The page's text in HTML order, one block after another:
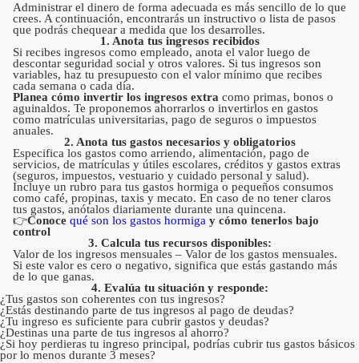
Administrar el dinero de forma adecuada es más sencillo de lo que
crees. A continuación, encontrarás un instructivo o lista de pasos
que podrás chequear a medida que los desarrolles.
1. Anota tus ingresos recibidos
Si recibes ingresos como empleado, anota el valor luego de
descontar seguridad social y otros valores. Si tus ingresos son
variables, haz tu presupuesto con el valor mínimo que recibes
cada semana o cada día.
Planea cómo invertir los ingresos extra como primas, bonos o
aguinaldos. Te proponemos ahorrarlos o invertirlos en gastos
como matrículas universitarias, pago de seguros o impuestos
anuales.
2. Anota tus gastos necesarios y obligatorios
Especifica los gastos como arriendo, alimentación, pago de
servicios, de matrículas y útiles escolares, créditos y gastos extras
(seguros, impuestos, vestuario y cuidado personal y salud).
Incluye un rubro para tus gastos hormiga o pequeños consumos
como café, propinas, taxis y mecato. En caso de no tener claros
tus gastos, anótalos diariamente durante una quincena.
👉Conoce qué son los gastos hormiga y cómo tenerlos bajo
control
3. Calcula tus recursos disponibles:
Valor de los ingresos mensuales – Valor de los gastos mensuales.
Si este valor es cero o negativo, significa que estás gastando más
de lo que ganas.
4. Evalúa tu situación y responde:
¿Tus gastos son coherentes con tus ingresos?
¿Estás destinando parte de tus ingresos al pago de deudas?
¿Tu ingreso es suficiente para cubrir gastos y deudas?
¿Destinas una parte de tus ingresos al ahorro?
¿Si hoy perdieras tu ingreso principal, podrías cubrir tus gastos básicos
por lo menos durante 3 meses?